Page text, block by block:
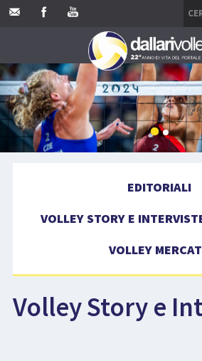
HOME
EDITORIALI
VOLLEY
COMPETIZIONI
EVENTI
EDITORIALI
VOLLEY STORY E
VOLLEY
Volley Story e